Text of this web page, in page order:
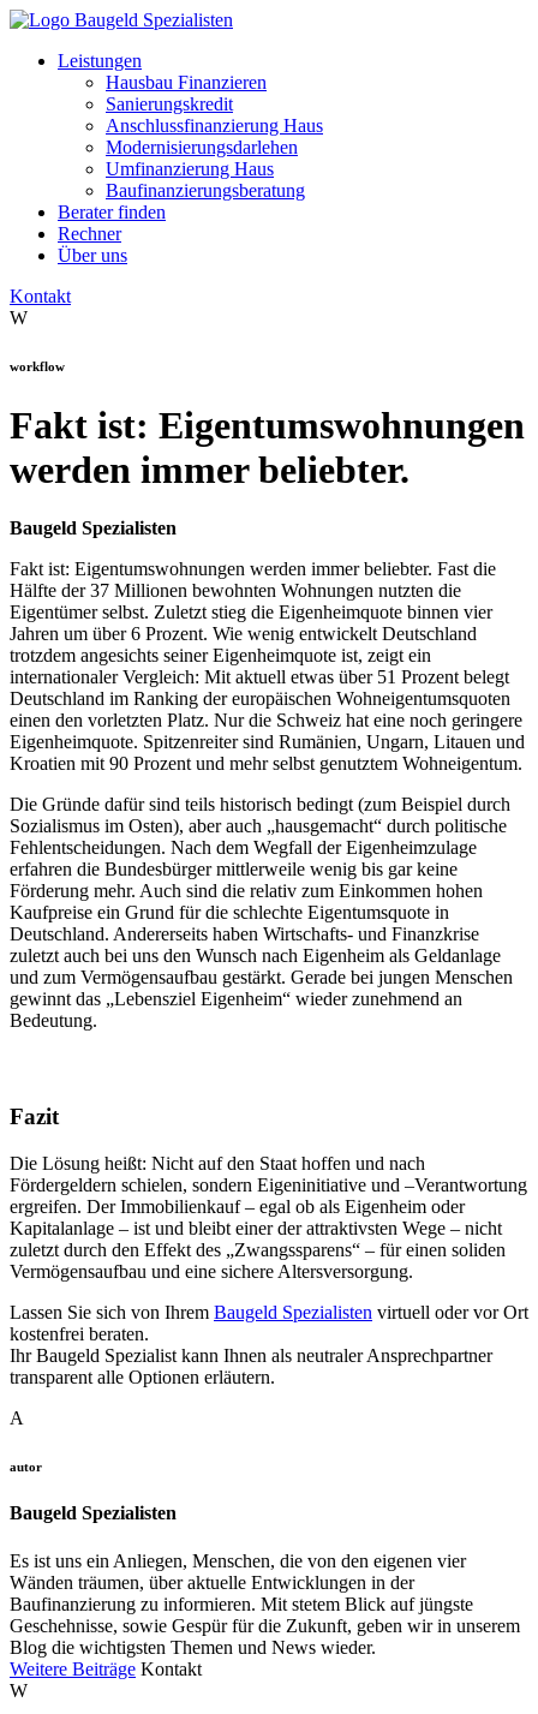
Leistungen
Hausbau Finanzieren
Sanierungskredit
Anschlussfinanzierung Haus
Modernisierungsdarlehen
Umfinanzierung Haus
Baufinanzierungsberatung
Berater finden
Rechner
Über uns
Kontakt
W
workflow
Fakt ist: Eigentumswohnungen
werden immer beliebter.
Baugeld Spezialisten
Fakt ist: Eigentumswohnungen werden immer beliebter. Fast die
Hälfte der 37 Millionen bewohnten Wohnungen nutzten die
Eigentümer selbst. Zuletzt stieg die Eigenheimquote binnen vier
Jahren um über 6 Prozent. Wie wenig entwickelt Deutschland
trotzdem angesichts seiner Eigenheimquote ist, zeigt ein
internationaler Vergleich: Mit aktuell etwas über 51 Prozent belegt
Deutschland im Ranking der europäischen Wohneigentumsquoten
einen den vorletzten Platz. Nur die Schweiz hat eine noch geringere
Eigenheimquote. Spitzenreiter sind Rumänien, Ungarn, Litauen und
Kroatien mit 90 Prozent und mehr selbst genutztem Wohneigentum.
Die Gründe dafür sind teils historisch bedingt (zum Beispiel durch
Sozialismus im Osten), aber auch „hausgemacht“ durch politische
Fehlentscheidungen. Nach dem Wegfall der Eigenheimzulage
erfahren die Bundesbürger mittlerweile wenig bis gar keine
Förderung mehr. Auch sind die relativ zum Einkommen hohen
Kaufpreise ein Grund für die schlechte Eigentumsquote in
Deutschland. Andererseits haben Wirtschafts- und Finanzkrise
zuletzt auch bei uns den Wunsch nach Eigenheim als Geldanlage
und zum Vermögensaufbau gestärkt. Gerade bei jungen Menschen
gewinnt das „Lebensziel Eigenheim“ wieder zunehmend an
Bedeutung.
Fazit
Die Lösung heißt: Nicht auf den Staat hoffen und nach
Fördergeldern schielen, sondern Eigeninitiative und –Verantwortung
ergreifen. Der Immobilienkauf – egal ob als Eigenheim oder
Kapitalanlage – ist und bleibt einer der attraktivsten Wege – nicht
zuletzt durch den Effekt des „Zwangssparens“ – für einen soliden
Vermögensaufbau und eine sichere Altersversorgung.
Lassen Sie sich von Ihrem Baugeld Spezialisten virtuell oder vor Ort
kostenfrei beraten.
Ihr Baugeld Spezialist kann Ihnen als neutraler Ansprechpartner
transparent alle Optionen erläutern.
A
autor
Baugeld Spezialisten
Es ist uns ein Anliegen, Menschen, die von den eigenen vier
Wänden träumen, über aktuelle Entwicklungen in der
Baufinanzierung zu informieren. Mit stetem Blick auf jüngste
Geschehnisse, sowie Gespür für die Zukunft, geben wir in unserem
Blog die wichtigsten Themen und News wieder.
Weitere Beiträge Kontakt
W